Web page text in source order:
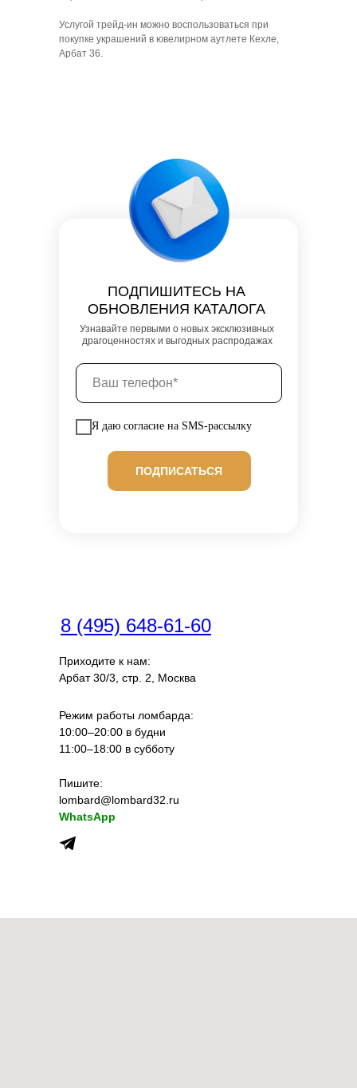
Услугой трейд-ин можно воспользоваться при
покупке украшений в ювелирном аутлете Кехле,
Арбат 36.
Я даю согласие на SMS-рассылку
ПОДПИСАТЬСЯ
ПОДПИШИТЕСЬ НА
ОБНОВЛЕНИЯ КАТАЛОГА
Узнавайте первыми о новых эксклюзивных
драгоценностях и выгодных распродажах
Режим работы ломбарда:
10:00–20:00 в будни
11:00–18:00 в субботу
Приходите к нам:
Арбат 30/3, стр. 2, Москва
Пишите:
lombard@lombard32.ru
WhatsApp
8 (495) 648-61-60